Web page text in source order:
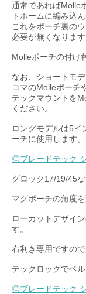
通常であればMolle
トホームに編み込
これをポーチ裏の
必要が無くなります
Molleポーチの付け
なお、ショートモ
コマのMolleポーチ
テックマウントを
ください。
ロングモデルは5イ
ーチに使用します。
◎ブレードテック
グロック17/19/45
マグポーチの角度を
ローカットデザイ
す。
右利き専用ですので
テックロックでベ
◎ブレードテック